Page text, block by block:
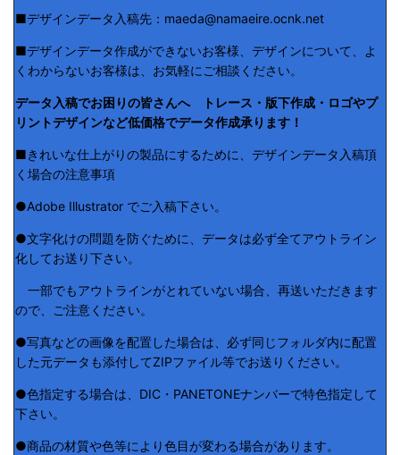
■デザインデータ入稿先：maeda@namaeire.ocnk.net
■デザインデータ作成ができないお客様、デザインについて、よ
くわからないお客様は、お気軽にご相談ください。
データ入稿でお困りの皆さんへ トレース・版下作成・ロゴやプ
リントデザインなど低価格でデータ作成承ります！
■きれいな仕上がりの製品にするために、デザインデータ入稿頂
く場合の注意事項
●Adobe Illustrator でご入稿下さい。
●文字化けの問題を防ぐために、データは必ず全てアウトライン
化してお送り下さい。
一部でもアウトラインがとれていない場合、再送いただきます
ので、ご注意ください。
●写真などの画像を配置した場合は、必ず同じフォルダ内に配置
した元データも添付してZIPファイル等でお送りください。
●色指定する場合は、DIC・PANETONEナンバーで特色指定して
下さい。
●商品の材質や色等により色目が変わる場合があります。